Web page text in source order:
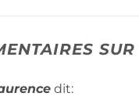
SUR
dit: